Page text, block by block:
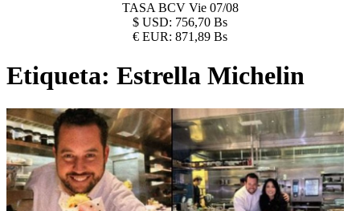
TASA BCV Vie 07/08
$ USD: 756,70 Bs
€ EUR: 871,89 Bs
Etiqueta: Estrella Michelin